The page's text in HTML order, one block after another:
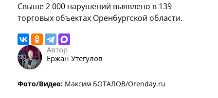
Свыше 2 000 нарушений выявлено в 139
торговых объектах Оренбургской области.
Автор
Ержан Утегулов
Фото/Видео: Максим БОТАЛОВ/Orenday.ru